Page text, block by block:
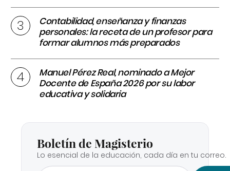
Contabilidad, enseñanza y finanzas
personales: la receta de un profesor para
formar alumnos más preparados
Manuel Pérez Real, nominado a Mejor
Docente de España 2026 por su labor
educativa y solidaria
Boletín de Magisterio
Lo esencial de la educación, cada día en tu correo.